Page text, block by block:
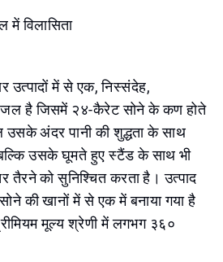
विलासिता
उत्पादों में से एक, निस्संदेह,
जल है जिसमें २४-कैरेट सोने के कण होते
अंदर पानी की शुद्धता के साथ
उसके घूमते हुए स्टैंड के साथ भी
तैरने को सुनिश्चित करता है। उत्पाद
की खानों में से एक में बनाया गया है
मूल्य श्रेणी में लगभग ३६०